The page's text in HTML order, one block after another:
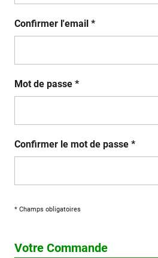
Confirmer l'email *
Mot de passe *
Confirmer le mot de passe *
* Champs obligatoires
Votre Commande